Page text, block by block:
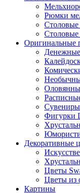
Рюмки
Столовые
Оригинальные
Фигурки
Декоративные
Цветы
Цветы из
Картины